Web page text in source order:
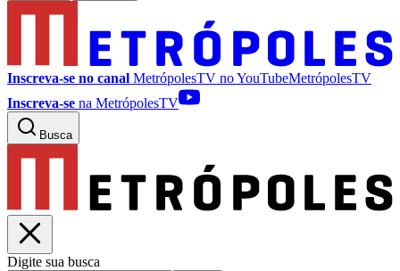
Inscreva-se no canal MetrópolesTV noYouTubeMetrópolesTV
Inscreva-se na MetrópolesTV
Busca
Digite sua busca